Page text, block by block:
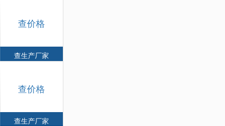
查价格
查生产厂家
查价格
查生产厂家